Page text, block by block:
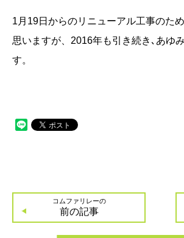
1月19日からのリニューアル工事のた
思いますが、2016年も引き続き､あゆ
す。
コムファリレーの
前の記事